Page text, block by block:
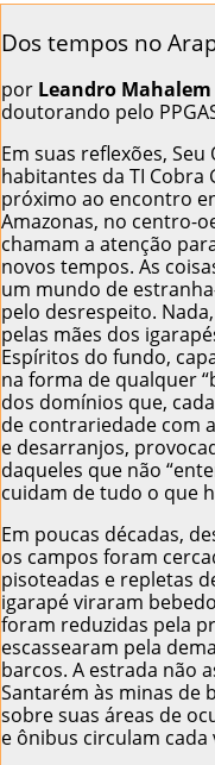
Dos tempos no
por Leandro
doutorando pelo
Em suas reflexões,
habitantes da TI Cobra
próximo ao encontro
Amazonas, no centro-
chamam a atenção
novos tempos. As
um mundo de
pelo desrespeito.
pelas mães dos
Espíritos do fundo,
na forma de qualquer
dos domínios que,
de contrariedade com
e desarranjos,
daqueles que não
cuidam de tudo o que
Em poucas décadas,
os campos foram
pisoteadas e repletas
igarapé viraram
foram reduzidas pela
escassearam pela
barcos. A estrada não
Santarém às minas de
sobre suas áreas de
e ônibus circulam cada